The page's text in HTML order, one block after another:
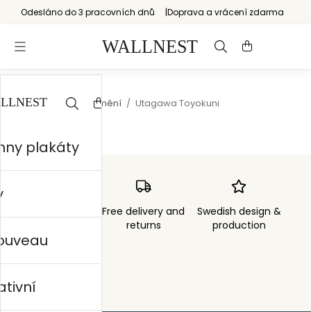
Odesláno do 3 pracovních dnů Doprava a vrácení zdarma
Start / Japonské umění / Utagawa Toyokuni
Free delivery and
returns
Swedish design &
production
plakáty